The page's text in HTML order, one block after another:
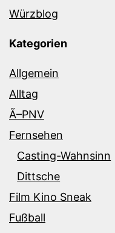
Würzblog
Kategorien
Allgemein
Alltag
Ã–PNV
Fernsehen
Casting-Wahnsinn
Dittsche
Film Kino Sneak
Fußball